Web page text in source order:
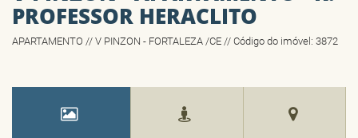
PROFESSOR HERACLITO
APARTAMENTO // V PINZON - FORTALEZA /CE // Código do imóvel: 3872